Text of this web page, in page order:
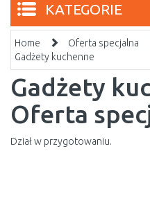
KATEGORIE
Home Oferta specjalna
Gadżety kuchenne
Gadżety
Oferta
Dział w przygotowaniu.